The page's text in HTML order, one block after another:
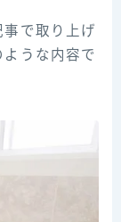
で取り上げ
うな内容で